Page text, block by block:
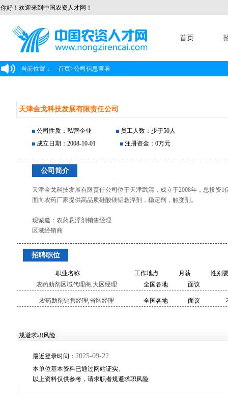
你好！欢迎来到中国农资人才网！
首页
当前位置： 首页>公司信息查看
天津金戈科技发展有限责任公司
公司性质：私营企业
员工人数：少于50人
成立日期：2008-10-01
注册资金：0万元
公司简介
天津金戈科技发展有限责任公司位于天津武清，成立于2008年，总投资
面向农药厂家提供高品质硅酸镁铝悬浮剂，稳定剂，触变剂。
现诚邀：农药悬浮剂销售经理
区域经销商
招聘职位
职业名称 工作地点 月薪
性别
农药助剂区域代理商,大区经理
全国各地 面议
农药助剂销售经理,省区经理 全国各地 面议
规避求职风险
最近登录时间： 2025-09-22
本单位基本资料已通过网站证实。
以上资料仅供参考，请求职者规避求职风险